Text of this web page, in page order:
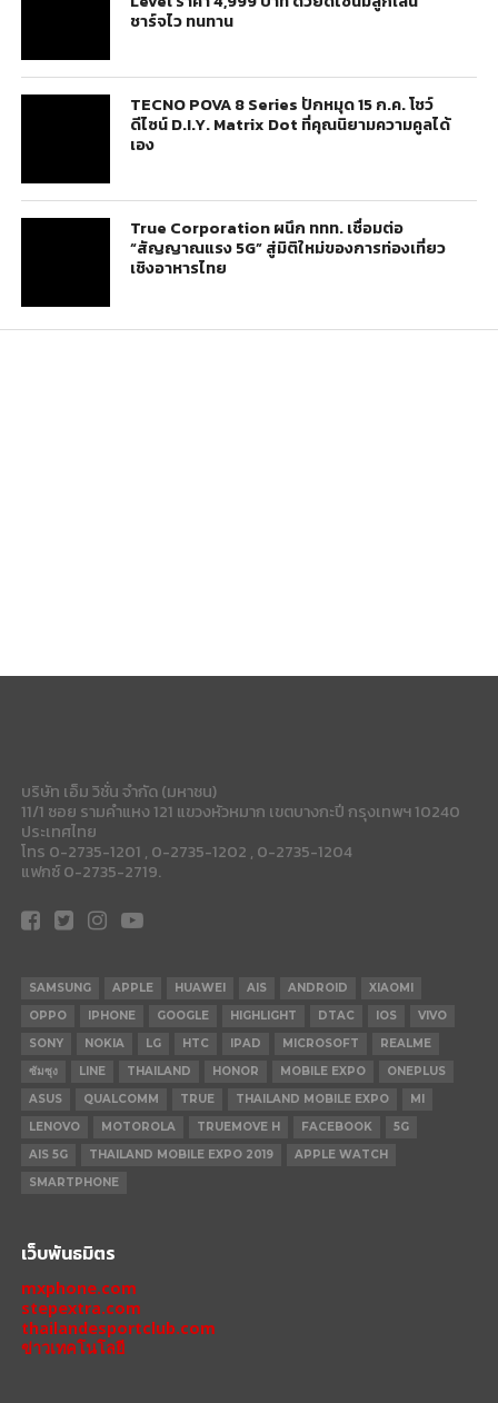
ชาร์จไว ทนทาน
TECNO POVA 8 Series ปักหมุด 15 ก.ค. โชว์
ดีไซน์ D.I.Y. Matrix Dot ที่คุณนิยามความคูลได้
เอง
True Corporation ผนึก ททท. เชื่อมต่อ
“สัญญาณแรง 5G” สู่มิติใหม่ของการท่องเที่ยว
เชิงอาหารไทย
บริษัท เอ็ม วิชั่น จำกัด (มหาชน)
11/1 ซอย รามคำแหง 121 แขวงหัวหมาก เขตบางกะปี กรุงเทพฯ 10240
ประเทศไทย
โทร 0-2735-1201 , 0-2735-1202 , 0-2735-1204
แฟกซ์ 0-2735-2719.
SAMSUNG APPLE HUAWEI AIS ANDROID
XIAOMI
OPPO
IPHONE GOOGLE HIGHLIGHT DTAC IOS
VIVO
SONY
NOKIA LG HTC IPAD MICROSOFT
REALME
ซัมซุง
LINE THAILAND HONOR MOBILE EXPO
ONEPLUS
ASUS
QUALCOMM TRUE THAILAND MOBILE EXPO
MI
LENOVO
MOTOROLA TRUEMOVE H FACEBOOK
5G
AIS 5G
THAILAND MOBILE EXPO 2019
APPLE WATCH
SMARTPHONE
เว็บพันธมิตร
mxphone.com
stepextra.com
thailandesportclub.com
ข่าวเทคโนโลยี